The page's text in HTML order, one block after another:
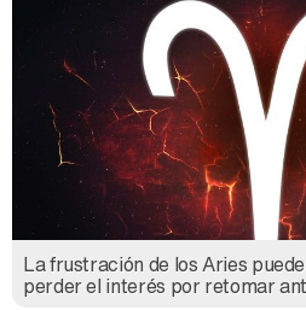
La frustración de los Aries
perder el interés por retomar